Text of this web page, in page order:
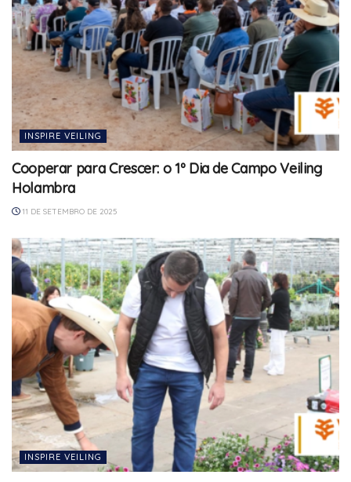
INSPIRE VEILING
Cooperar para Crescer: o 1º Dia de Campo Veiling
Holambra
11 DE SETEMBRO DE 2025
INSPIRE VEILING